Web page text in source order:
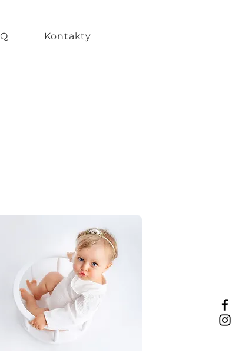
Kontakty